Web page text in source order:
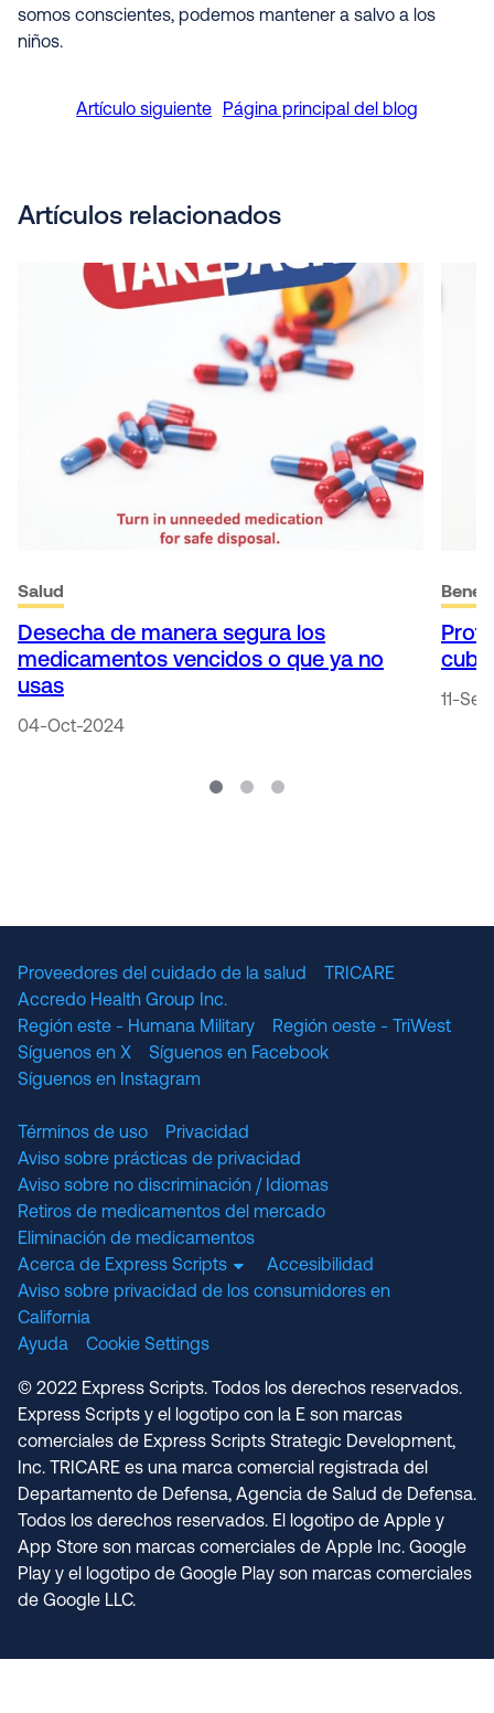
somos conscientes, podemos mantener a salvo a los
niños.
Artículo siguiente Página principal del blog
Artículos relacionados
Salud
Desecha de manera segura los
medicamentos vencidos o que ya no
usas
04-Oct-2024
11-
Proveedores del cuidado de la salud
TRICARE
Accredo Health Group Inc.
Región este - Humana Military
Región oeste - TriWest
Síguenos en X
Síguenos en Facebook
Síguenos en Instagram
Términos de uso
Privacidad
Aviso sobre prácticas de privacidad
Aviso sobre no discriminación / Idiomas
Retiros de medicamentos del mercado
Eliminación de medicamentos
Acerca de Express Scripts
Accesibilidad
Aviso sobre privacidad de los consumidores en
California
Ayuda
Cookie Settings
© 2022 Express Scripts. Todos los derechos reservados.
Express Scripts y el logotipo con la E son marcas
comerciales de Express Scripts Strategic Development,
Inc. TRICARE es una marca comercial registrada del
Departamento de Defensa, Agencia de Salud de Defensa.
Todos los derechos reservados. El logotipo de Apple y
App Store son marcas comerciales de Apple Inc. Google
Play y el logotipo de Google Play son marcas comerciales
de Google LLC.